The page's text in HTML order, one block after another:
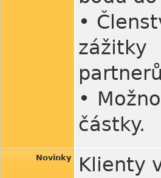
•
•
částky.
Novinky
Klienty